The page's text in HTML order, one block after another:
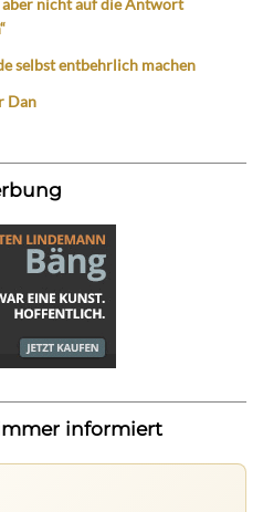
selbst entbehrlich machen
Dan
informiert